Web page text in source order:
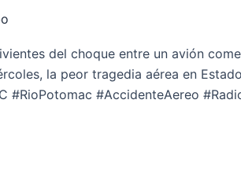
del choque entre un avión
la peor tragedia aérea en
#RioPotomac #AccidenteAereo